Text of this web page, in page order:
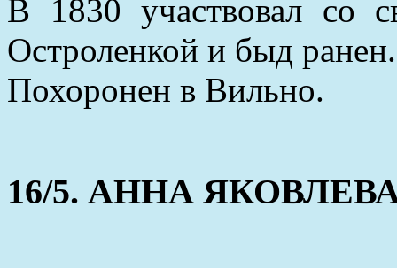
В 1830 участвовал со
Остроленкой и быд ранен.
Похоронен в Вильно.
16/5. АННА ЯКОВЛЕВА